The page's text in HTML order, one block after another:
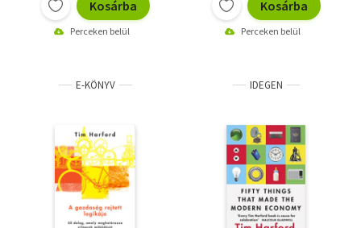
Kosárba
Perceken belül
Kosárba
Perceken belül
E-KÖNYV IDEGEN